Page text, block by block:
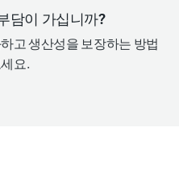
담이 가십니까?
고 생산성을 보장하는 방법
요.